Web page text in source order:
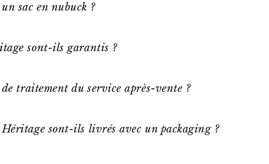
sac en nubuck ?
sont-ils garantis ?
traitement du service après-vente ?
sont-ils livrés avec un packaging ?